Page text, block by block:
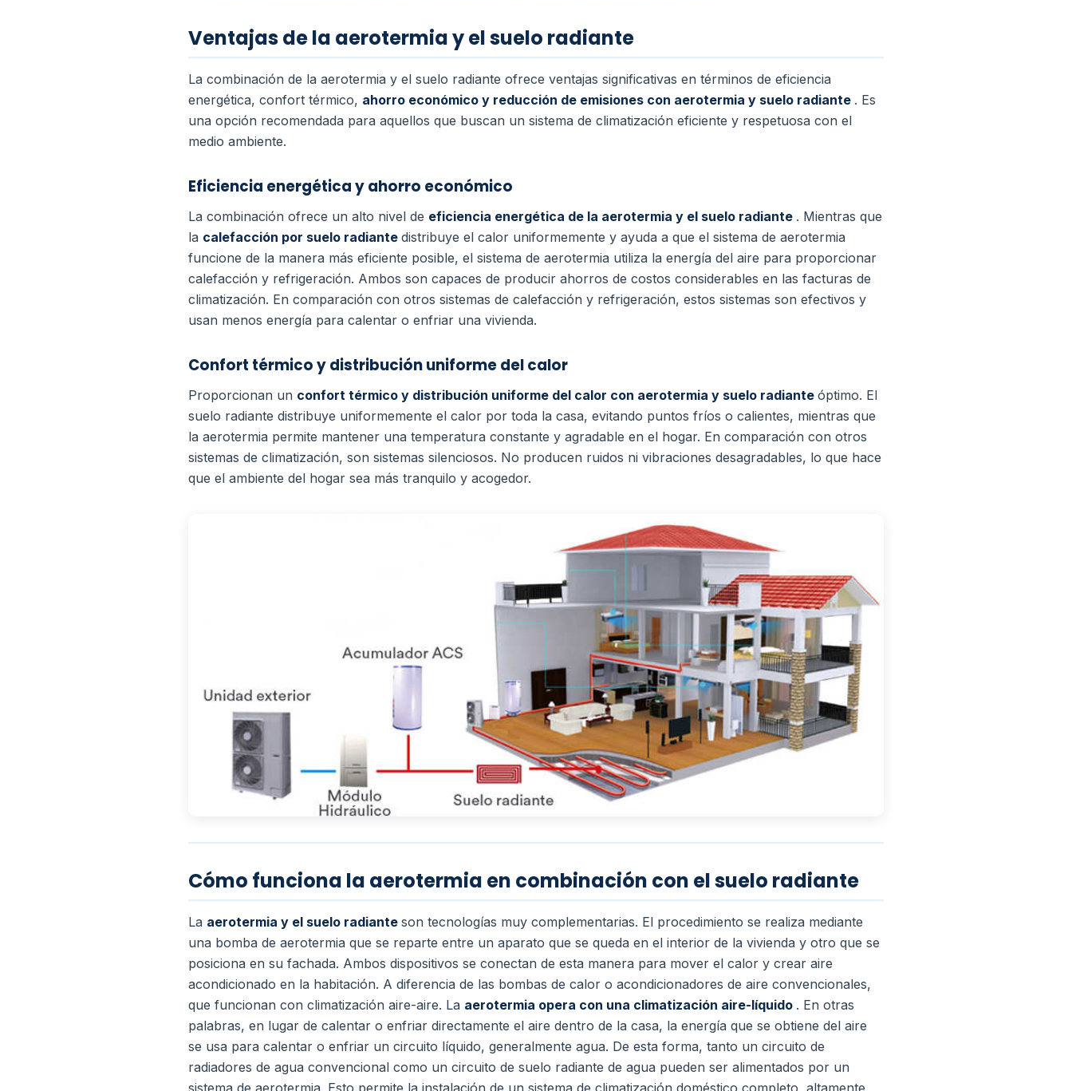
Ventajas de la aerotermia y el suelo radiante
La combinación de la aerotermia y el suelo radiante ofrece ventajas significativas en términos de eficiencia
energética, confort térmico, ahorro económico y reducción de emisiones con aerotermia y suelo radiante . Es
una opción recomendada para aquellos que buscan un sistema de climatización eficiente y respetuosa con el
medio ambiente.
Eficiencia energética y ahorro económico
La combinación ofrece un alto nivel de eficiencia energética de la aerotermia y el suelo radiante . Mientras que
la calefacción por suelo radiante distribuye el calor uniformemente y ayuda a que el sistema de aerotermia
funcione de la manera más eficiente posible, el sistema de aerotermia utiliza la energía del aire para proporcionar
calefacción y refrigeración. Ambos son capaces de producir ahorros de costos considerables en las facturas de
climatización. En comparación con otros sistemas de calefacción y refrigeración, estos sistemas son efectivos y
usan menos energía para calentar o enfriar una vivienda.
Confort térmico y distribución uniforme del calor
Proporcionan un confort térmico y distribución uniforme del calor con aerotermia y suelo radiante óptimo. El
suelo radiante distribuye uniformemente el calor por toda la casa, evitando puntos fríos o calientes, mientras que
la aerotermia permite mantener una temperatura constante y agradable en el hogar. En comparación con otros
sistemas de climatización, son sistemas silenciosos. No producen ruidos ni vibraciones desagradables, lo que hace
que el ambiente del hogar sea más tranquilo y acogedor.
Cómo funciona la aerotermia en combinación con el suelo radiante
La aerotermia y el suelo radiante son tecnologías muy complementarias. El procedimiento se realiza mediante
una bomba de aerotermia que se reparte entre un aparato que se queda en el interior de la vivienda y otro que se
posiciona en su fachada. Ambos dispositivos se conectan de esta manera para mover el calor y crear aire
acondicionado en la habitación. A diferencia de las bombas de calor o acondicionadores de aire convencionales,
que funcionan con climatización aire-aire. La aerotermia opera con una climatización aire-líquido . En otras
palabras, en lugar de calentar o enfriar directamente el aire dentro de la casa, la energía que se obtiene del aire
se usa para calentar o enfriar un circuito líquido, generalmente agua. De esta forma, tanto un circuito de
radiadores de agua convencional como un circuito de suelo radiante de agua pueden ser alimentados por un
sistema de aerotermia. Esto permite la instalación de un sistema de climatización doméstico completo, altamente